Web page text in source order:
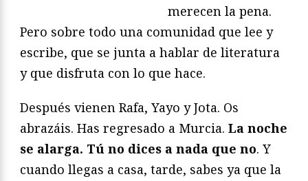
merecen la pena.
Pero sobre todo una comunidad que lee y
escribe, que se junta a hablar de literatura
y que disfruta con lo que hace.
Después vienen Rafa, Yayo y Jota. Os
abrazáis. Has regresado a Murcia. La noche
se alarga. Tú no dices a nada que no. Y
cuando llegas a casa, tarde, sabes ya que la